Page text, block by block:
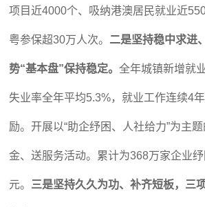
项目近4000个、吸纳港澳居民就业近
粤参保超30万人次。 二是坚持稳中求进
势“基本盘”保持稳定。全年城镇新增就
失业率全年平均5.3%，就业工作连续4
励。开展以“助企纾困、人社给力”为主
金、送服务活动。累计为368万家企业
元。 三是坚持久久为功、补齐短板，三